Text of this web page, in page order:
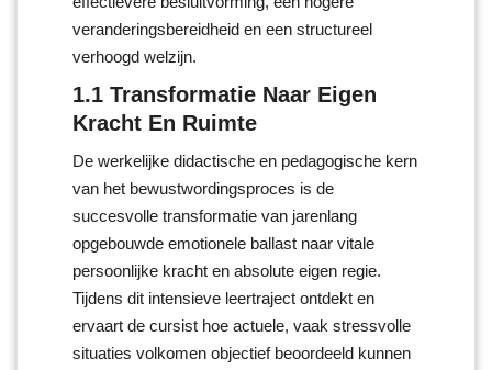
veranderingsbereidheid en een structureel
verhoogd welzijn.
1.1 Transformatie Naar Eigen
Kracht En Ruimte
De werkelijke didactische en pedagogische kern
van het bewustwordingsproces is de
succesvolle transformatie van jarenlang
opgebouwde emotionele ballast naar vitale
persoonlijke kracht en absolute eigen regie.
Tijdens dit intensieve leertraject ontdekt en
ervaart de cursist hoe actuele, vaak stressvolle
situaties volkomen objectief beoordeeld kunnen